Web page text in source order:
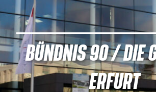
BÜNDNIS 90 / DIE
ERFURT